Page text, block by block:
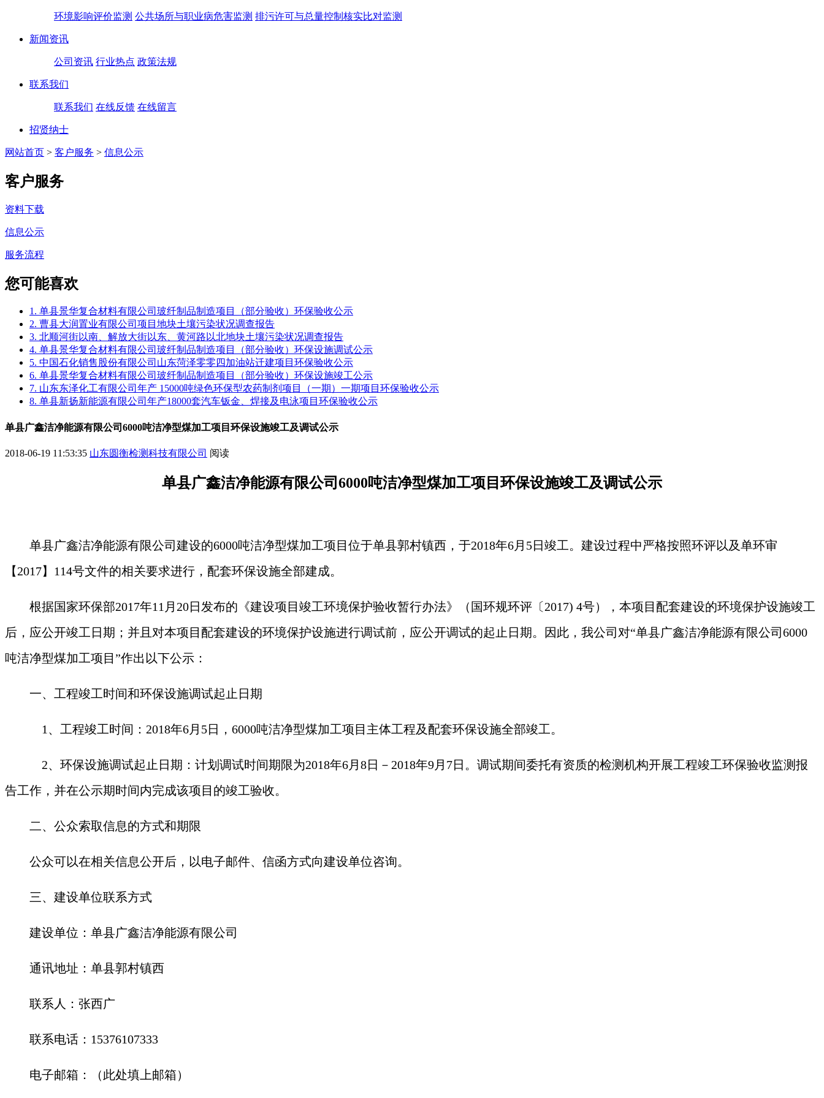
环境影响评价监测 公共场所与职业病危害监测 排污许可与总量控制核实比对监测
新闻资讯
公司资讯 行业热点 政策法规
联系我们
联系我们 在线反馈 在线留言
招贤纳士
网站首页 > 客户服务 > 信息公示
客户服务
资料下载
信息公示
服务流程
您可能喜欢
1. 单县景华复合材料有限公司玻纤制品制造项目（部分验收）环保验收公示
2. 曹县大润置业有限公司项目地块土壤污染状况调查报告
3. 北顺河街以南、解放大街以东、黄河路以北地块土壤污染状况调查报告
4. 单县景华复合材料有限公司玻纤制品制造项目（部分验收）环保设施调试公示
5. 中国石化销售股份有限公司山东菏泽零零四加油站迁建项目环保验收公示
6. 单县景华复合材料有限公司玻纤制品制造项目（部分验收）环保设施竣工公示
7. 山东东泽化工有限公司年产 15000吨绿色环保型农药制剂项目（一期）一期项目环保验收公示
8. 单县新扬新能源有限公司年产18000套汽车钣金、焊接及电泳项目环保验收公示
单县广鑫洁净能源有限公司6000吨洁净型煤加工项目环保设施竣工及调试公示
2018-06-19 11:53:35 山东圆衡检测科技有限公司 阅读
单县广鑫洁净能源有限公司 6000吨洁净型煤加工项目环保设施竣工及调试公示
单县广鑫洁净能源有限公司建设的6000吨洁净型煤加工项目位于单县郭村镇西 ，于2018年6月 5日竣工。建设过程中严格按照环评以及单环审
【2017】 114号文件的相关要求进行，配套环保设施全部建成。
根据国家环保部2017年11月20日发布的《建设项目竣工环境保护验收暂行办法》（国环规环评〔2017) 4号），本项目配套建设的环境保护设施竣工
后，应公开竣工日期；并且对本项目配套建设的环境保护设施进行调试前，应公开调试的起止日期。因此，我公司对“单县广鑫洁净能源有限公司6000
吨洁净型煤加工项目”作出以下公示：
一、工程竣工时间和环保设施调试起止日期
1、工程竣工时间：2018年6月 5日， 6000吨洁净型煤加工项目 主体工程及配套环保设施全部竣工。
2、环保设施调试起止日期：计划调试时间期限为2018年6月8日 － 2018年9月 7日。调试期间委托有资质的检测机构开展工程竣工环保验收监测报
告工作，并在公示期时间内完成该项目的竣工验收。
二、公众索取信息的方式和期限
公众可以在相关信息公开后，以电子邮件、信函方式向建设单位咨询。
三、建设单位联系方式
建设单位： 单县广鑫洁净能源有限公司
通讯地址： 单县郭村镇西
联系人： 张西广
联系电话： 15376107333
电子邮箱：（此处填上邮箱）